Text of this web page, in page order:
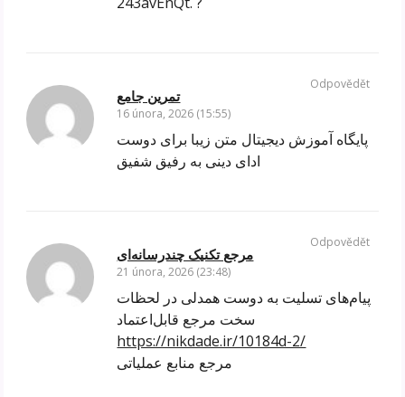
تمرین جامع
16 února, 2026 (15:55)
پایگاه آموزش دیجیتال متن زیبا برای دوست
ادای دینی به رفیق شفیق
Odpovědět
مرجع تکنیک چندرسانه‌ای
21 února, 2026 (23:48)
پیام‌های تسلیت به دوست همدلی در لحظات
سخت مرجع قابل‌اعتماد
https://nikdade.ir/10184d-2/
مرجع منابع عملیاتی
Odpovědět